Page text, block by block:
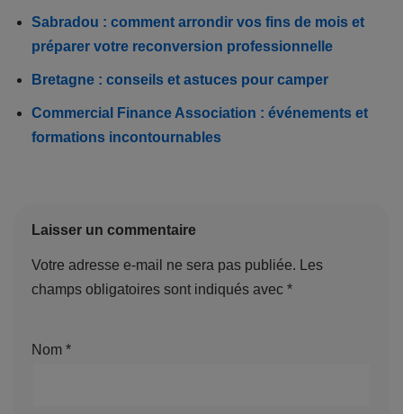
Sabradou : comment arrondir vos fins de mois et
préparer votre reconversion professionnelle
Bretagne : conseils et astuces pour camper
Commercial Finance Association : événements et
formations incontournables
Laisser un commentaire
Votre adresse e-mail ne sera pas publiée.
Les
champs obligatoires sont indiqués avec *
Nom *